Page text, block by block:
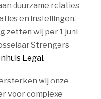
duurzame relaties
en instellingen.
zetten wij per 1 juni
Strengers
Legal.
wij onze
voor complexe